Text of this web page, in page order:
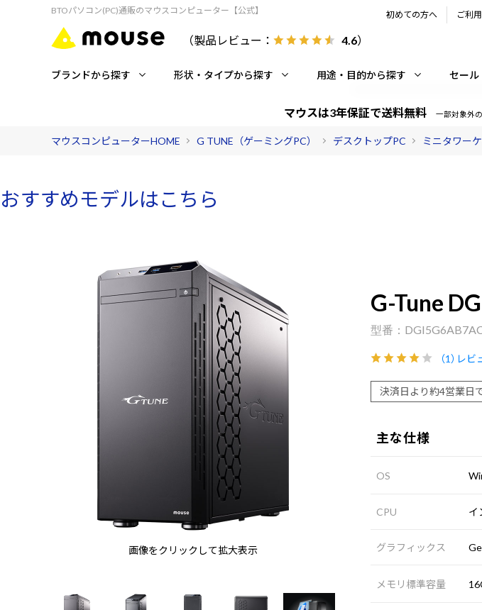
BTOパソコン(PC)通販のマウスコンピューター【公式】
（製品レビュー： 4.6）
初めての方へ ご利
ブランドから探す 形状・タイプから探す 用途・目的から探す セール
マウスは3年保証で送料無料 一部対象外
マウスコンピューターHOME G TUNE（ゲーミングPC） デスクトップPC ミニタワー
おすすめモデルはこちら
画像をクリックして拡大表示
G-Tune
（1）レビ
決済日より約4営業日
主な仕様
OS
CPU イ
グラフィックス
メモリ標準容量